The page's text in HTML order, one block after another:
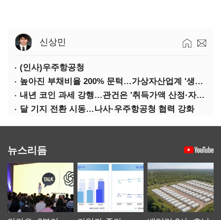
신상민
(인사)우주항공청
높아진 부채비율 200% 문턱…가상자산업계 '생존 시험대'
내년 코인 과세 강행…관건은 '취득가액 산정·자산 이동'
달 기지 전환 시동…나사·우주항공청 협력 강화
뉴스리듬